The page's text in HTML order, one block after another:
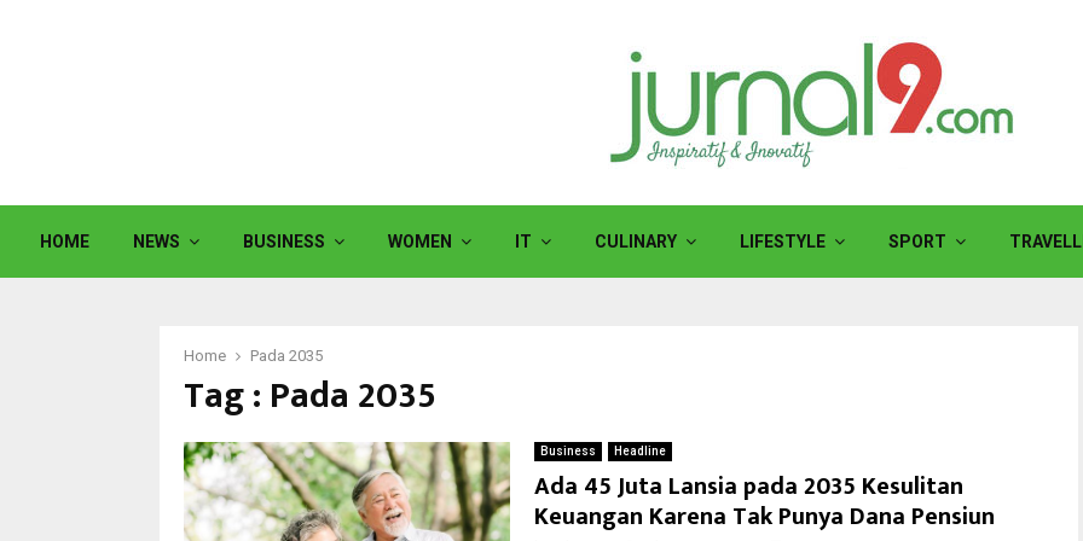
HOME NEWS BUSINESS WOMEN IT CULINARY LIFESTYLE SPORT
Home Pada 2035
Tag : Pada 2035
Business Headline
Ada 45 Juta Lansia pada 2035 Kesulitan
Keuangan Karena Tak Punya Dana Pensiun